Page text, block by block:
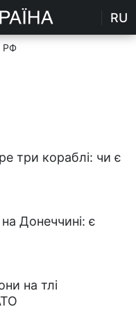
RU
РФ
три кораблі: чи є
Донеччині: є
на тлі